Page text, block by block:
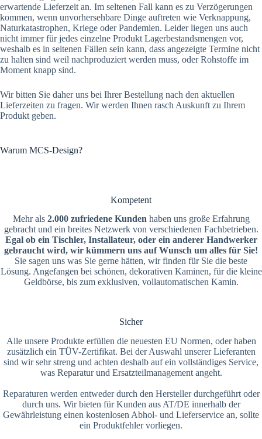
erwartende Lieferzeit an. Im seltenen Fall kann es zu Verzögerungen
kommen, wenn unvorhersehbare Dinge auftreten wie Verknappung,
Naturkatastrophen, Kriege oder Pandemien. Leider liegen uns auch
nicht immer für jedes einzelne Produkt Lagerbestandsmengen vor,
weshalb es in seltenen Fällen sein kann, dass angezeigte Termine nicht
zu halten sind weil nachproduziert werden muss, oder Rohstoffe im
Moment knapp sind.
Wir bitten Sie daher uns bei Ihrer Bestellung nach den aktuellen
Lieferzeiten zu fragen. Wir werden Ihnen rasch Auskunft zu Ihrem
Produkt geben.
Warum MCS-Design?
Kompetent
Mehr als 2.000 zufriedene Kunden haben uns große Erfahrung
gebracht und ein breites Netzwerk von verschiedenen Fachbetrieben.
Egal ob ein Tischler, Installateur, oder ein anderer Handwerker
gebraucht wird, wir kümmern uns auf Wunsch um alles für Sie!
Sie sagen uns was Sie gerne hätten, wir finden für Sie die beste
Lösung. Angefangen bei schönen, dekorativen Kaminen, für die kleine
Geldbörse, bis zum exklusiven, vollautomatischen Kamin.
Sicher
Alle unsere Produkte erfüllen die neuesten EU Normen, oder haben
zusätzlich ein TÜV-Zertifikat. Bei der Auswahl unserer Lieferanten
sind wir sehr streng und achten deshalb auf ein vollständiges Service,
was Reparatur und Ersatzteilmanagement angeht.
Reparaturen werden entweder durch den Hersteller durchgeführt oder
durch uns. Wir bieten für Kunden aus AT/DE innerhalb der
Gewährleistung einen kostenlosen Abhol- und Lieferservice an, sollte
ein Produktfehler vorliegen.